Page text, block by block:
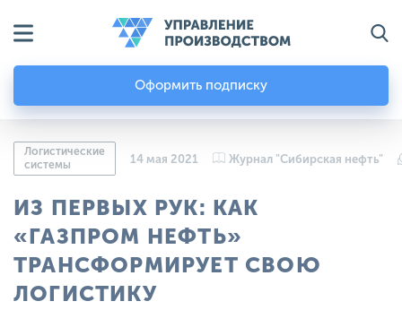
Оформить подписку
Логистические
системы
14 мая 2021 Журнал "Сибирская нефть"
ИЗ ПЕРВЫХ РУК: КАК
«ГАЗПРОМ НЕФТЬ»
ТРАНСФОРМИРУЕТ СВОЮ
ЛОГИСТИКУ